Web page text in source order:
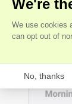
Salud